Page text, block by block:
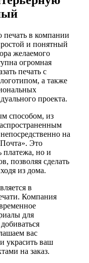
печать в компании
и понятный
желаемого
огромная
печать с
а также
проекта.
способом, из
на
Это
платежа, но и
позволяя сделать
из дома.
в
Компания
для
вас
украсить ваш
на заказ.